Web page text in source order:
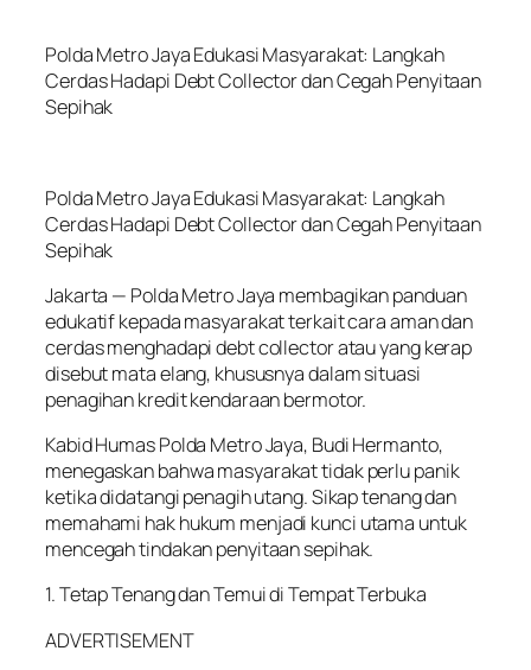
Polda Metro Jaya Edukasi Masyarakat: Langkah
Cerdas Hadapi Debt Collector dan Cegah Penyitaan
Sepihak
Polda Metro Jaya Edukasi Masyarakat: Langkah
Cerdas Hadapi Debt Collector dan Cegah Penyitaan
Sepihak
Jakarta — Polda Metro Jaya membagikan panduan
edukatif kepada masyarakat terkait cara aman dan
cerdas menghadapi debt collector atau yang kerap
disebut mata elang, khususnya dalam situasi
penagihan kredit kendaraan bermotor.
Kabid Humas Polda Metro Jaya, Budi Hermanto,
menegaskan bahwa masyarakat tidak perlu panik
ketika didatangi penagih utang. Sikap tenang dan
memahami hak hukum menjadi kunci utama untuk
mencegah tindakan penyitaan sepihak.
1. Tetap Tenang dan Temui di Tempat Terbuka
ADVERTISEMENT